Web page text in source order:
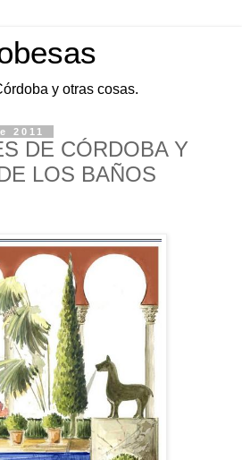
y otras cosas.
2011
DE CÓRDOBA Y
LOS BAÑOS